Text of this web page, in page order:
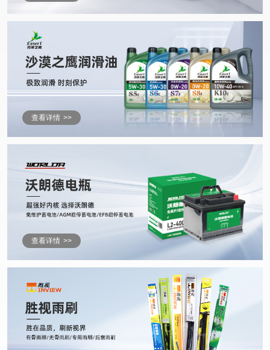
查看详情 >>
查看详情 >>